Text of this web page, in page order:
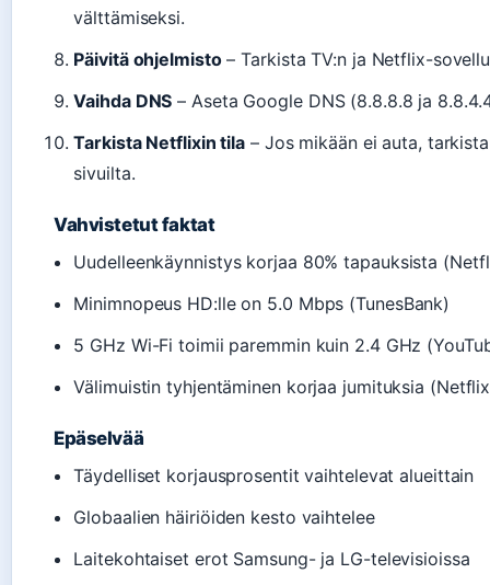
välttämiseksi.
Päivitä ohjelmisto– Tarkista TV:n ja Netflix-
Vaihda DNS – Aseta Google DNS (8.8.8.8 ja
Tarkista Netflixin tila – Jos mikään ei auta,
sivuilta.
Vahvistetut faktat
Uudelleenkäynnistys korjaa 80% tapauksista
Minimnopeus HD:lle on 5.0 Mbps (TunesBank)
5 GHz Wi-Fi toimii paremmin kuin 2.4 GHz
Välimuistin tyhjentäminen korjaa jumituksia
Epäselvää
Täydelliset korjausprosentit vaihtelevat alueittain
Globaalien häiriöiden kesto vaihtelee
Laitekohtaiset erot Samsung- ja LG-televisioissa